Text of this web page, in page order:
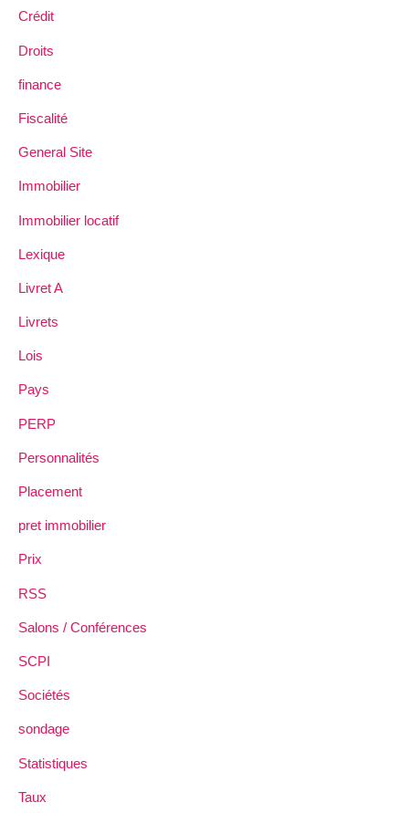
Crédit
Droits
finance
Fiscalité
General Site
Immobilier
Immobilier locatif
Lexique
Livret A
Livrets
Lois
Pays
PERP
Personnalités
Placement
pret immobilier
Prix
RSS
Salons / Conférences
SCPI
Sociétés
sondage
Statistiques
Taux